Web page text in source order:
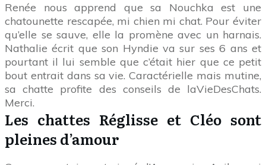
Renée nous apprend que sa Nouchka est une
chatounette rescapée, mi chien mi chat. Pour éviter
qu’elle se sauve, elle la promène avec un harnais.
Nathalie écrit que son Hyndie va sur ses 6 ans et
pourtant il lui semble que c’était hier que ce petit
bout entrait dans sa vie. Caractérielle mais mutine,
sa chatte profite des conseils de laVieDesChats.
Merci.
Les chattes Réglisse et Cléo sont
pleines d’amour